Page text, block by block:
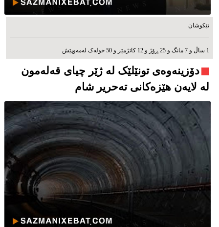
تێکوشان
1 ساڵ و 7 مانگ و 25 ڕۆژ و 12 کاتژمێر و 50 خوله‌ک له‌مه‌وپێش‌
دۆزینەوەی تونێلێک لە ژێر چیای قەلەمون
لە لایەن هێزەکانی تەحریر شام